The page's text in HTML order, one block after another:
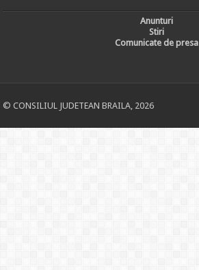
Anunturi
Stiri
Comunicate de presa
© CONSILIUL JUDETEAN BRAILA, 2026